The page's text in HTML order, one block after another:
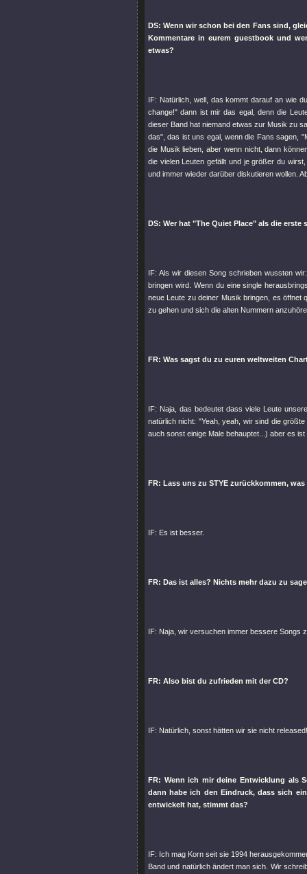
DS: Wenn wir schon bei den Fans sind,
Kommentare in eurem guestbook und
etwas?
IF: Natürlich, well, das kommt darauf an wie
change!" dann ist mir das egal, denn die
dieser Band hat niemand etwas zur Musik zu
das", das ist uns egal, wenn die Fans sagen,
die Musik lieben, aber wenn nicht, dann
die vielen Leuten gefällt und je größer du
und immer wieder darüber diskutieren wollen.
DS: Wer hat "The Quiet Place" als die erste
IF: Als wir diesen Song schrieben wussten
bringen wird. Wenn du eine single
neue Leute zu deiner Musik bringen, es
zu gehen und sich die alten Nummern
FR: Was sagst du zu euren weltweiten
IF: Naja, das bedeutet dass viele Leute
natürlich nicht: "Yeah, yeah, wir sind die
auch sonst einige Male behauptet...) aber es ist
FR: Lass uns zu STYE zurückkommen,
IF: Es ist besser.
FR: Das ist alles? Nichts mehr dazu zu
IF: Naja, wir versuchen immer bessere Songs
FR: Also bist du zufrieden mit der CD?
IF: Natürlich, sonst hätten wir sie nicht released!
FR: Wenn ich mir deine Entwicklung als
dann habe ich den Eindruck, dass sich
entwickelt hat, stimmt das?
IF: Ich mag Korn seit sie 1994
Band und natürlich ändert man sich. Wir